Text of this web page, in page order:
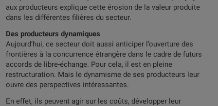
aux producteurs explique cette érosion de la valeur produite
dans les différentes filières du secteur.
Des producteurs dynamiques
Aujourd’hui, ce secteur doit aussi anticiper l’ouverture des
frontières à la concurrence étrangère dans le cadre de futurs
accords de libre-échange. Pour cela, il est en pleine
restructuration. Mais le dynamisme de ses producteurs leur
ouvre des perspectives intéressantes.
En effet, ils peuvent agir sur les coûts, développer leur